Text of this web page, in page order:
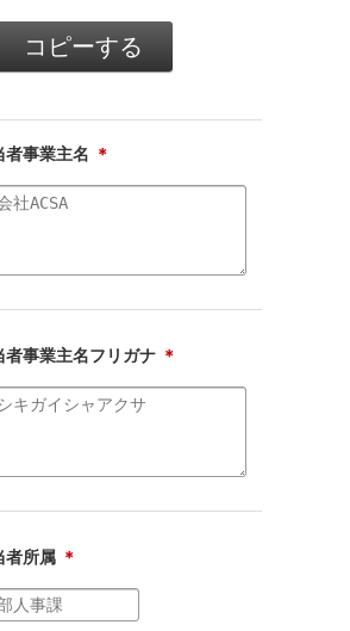
者事業主名 ＊
者事業主名フリガナ ＊
者所属 ＊